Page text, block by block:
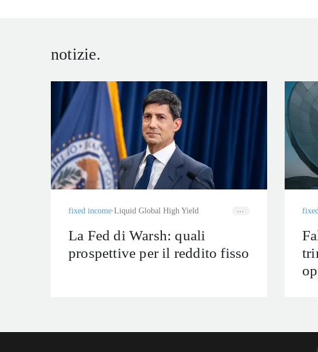
notizie.
fixed income Liquid Global High Yield
La Fed di Warsh: quali
prospettive per il reddito fisso